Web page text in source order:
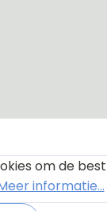
om de best
informatie...